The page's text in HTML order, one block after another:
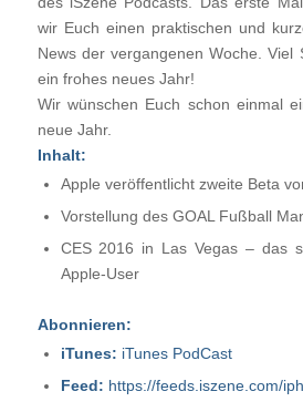
wir Euch einen praktischen und
News der vergangenen Woche. Viel
ein frohes neues Jahr!
Wir wünschen Euch schon einmal
neue Jahr.
Inhalt:
Apple veröffentlicht zweite Beta
Vorstellung des GOAL Fußball
CES 2016 in Las Vegas – das
Apple-User
Abonnieren:
iTunes: iTunes PodCast
Feed: https://feeds.iszene.com/